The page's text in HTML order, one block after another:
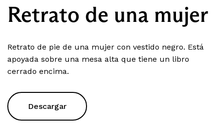
Retrato de una mujer
Retrato de pie de una mujer con vestido negro. Está
apoyada sobre una mesa alta que tiene un libro
cerrado encima.
Descargar